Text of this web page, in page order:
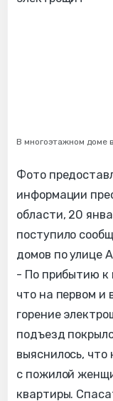
В многоэтажном доме
Фото
информации
области, 20
поступило
домов по улице
- По прибытию к
что на первом и
горение
подъезд
выяснилось,
с пожилой
квартиры.